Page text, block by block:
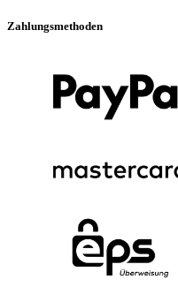
Zahlungsmethoden